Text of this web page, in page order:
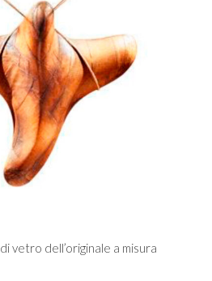
vetro dell’originale a misura